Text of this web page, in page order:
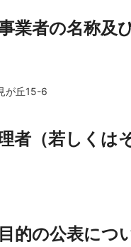
業者の名称及
が丘15-6
者（若しくは
的の公表につ